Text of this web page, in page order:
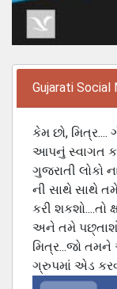
Gujarati Social
કેમ છો,
આપનું સ્વાગત
ગુજરાતી લોકો
ની સાથે સાથે
કરી શકશો....તો
અને તમે
મિત્ર...જો
ગ્રુપમાં એડ